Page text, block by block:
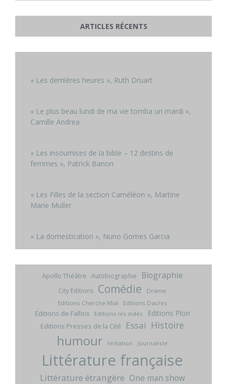
ARTICLES RÉCENTS
« Les dernières heures », Ruth Druart
« Le plus beau lundi de ma vie tomba un mardi »,
Camille Andrea
« Les insoumises de la bible – 12 destins de
femmes », Patrick Banon
« Les Filles de la section Caméléon », Martine
Marie Muller
« La domestication », Nuno Gomes Garcia
Apollo Théâtre Autobiographie Biographie
City Editions Comédie
Drame
Editions Cherche Midi
Editions Dacres
Editions de Fallois Editions les indés Editions Plon
Editions Presses de la Cité Essai Histoire
humour Imitation Journaliste
Littérature française
Littérature étrangère One man show